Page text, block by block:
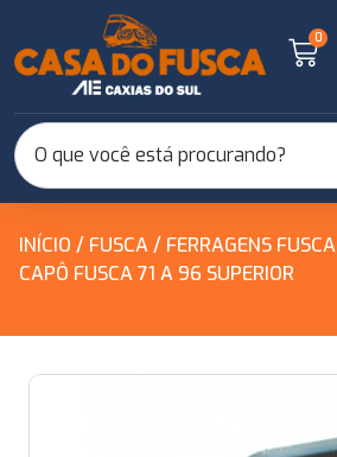
0
INÍCIO / FUSCA/ FERRAGENS FUSCA
CAPÔ FUSCA 71 A 96 SUPERIOR